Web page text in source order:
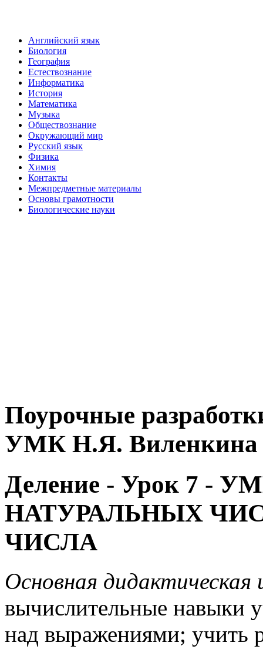
Английский язык
Биология
География
Естествознание
Информатика
История
Математика
Музыка
Обществознание
Окружающий мир
Русский язык
Физика
Химия
Контакты
Межпредметные материалы
Основы грамотности
Биологические науки
Поурочные
УМК Н.Я. Виленкина
Деление - Урок 7
НАТУРАЛЬНЫХ
ЧИСЛА
Основная дидактическая
вычислительные навыки
над выражениями; учить